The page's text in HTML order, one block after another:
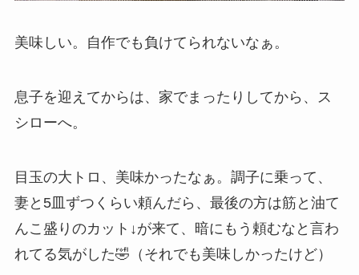
美味しい。自作でも負けてられないなぁ。
息子を迎えてからは、家でまったりしてから、ス
シローへ。
目玉の大トロ、美味かったなぁ。調子に乗って、
妻と5皿ずつくらい頼んだら、最後の方は筋と油て
んこ盛りのカット↓が来て、暗にもう頼むなと言わ
れてる気がした🤣（それでも美味しかったけど）